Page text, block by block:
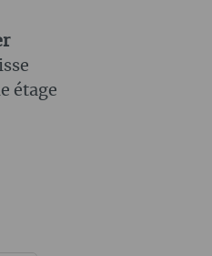
étage